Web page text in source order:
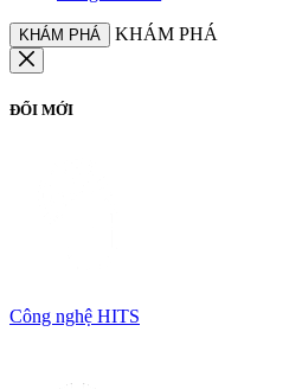
KHÁM PHÁ KHÁM PHÁ
ĐỔI MỚI
Công nghệ HITS